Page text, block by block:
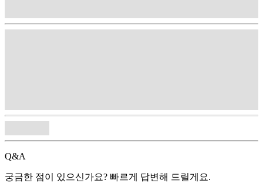
Q&A
궁금한 점이 있으신가요? 빠르게 답변해 드릴게요.